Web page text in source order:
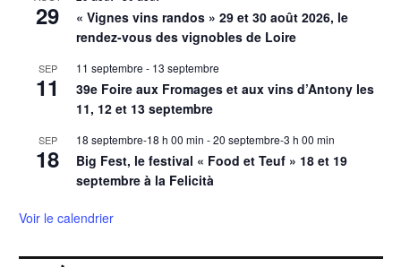
29
« Vignes vins randos » 29 et 30 août 2026, le
rendez-vous des vignobles de Loire
SEP
11
11 septembre - 13 septembre
39e Foire aux Fromages et aux vins d’Antony les
11, 12 et 13 septembre
SEP
18
18 septembre-18 h 00 min -20 septembre-3 h 00 min
Big Fest, le festival « Food et Teuf » 18 et 19
septembre à la Felicità
Voir le calendrier